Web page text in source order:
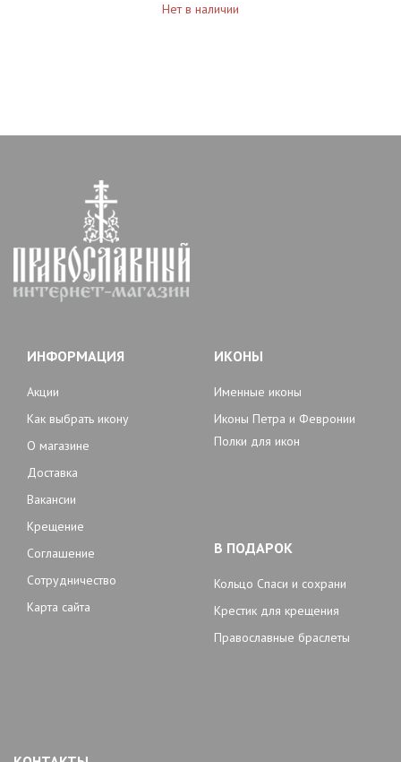
Нет в наличии
ИНФОРМАЦИЯ
Акции
Как выбрать икону
О магазине
Доставка
Вакансии
Крещение
Соглашение
Сотрудничество
Карта сайта
ИКОНЫ
Именные иконы
Иконы Петра и Февронии
Полки для икон
В ПОДАРОК
Кольцо Спаси и сохрани
Крестик для крещения
Православные браслеты